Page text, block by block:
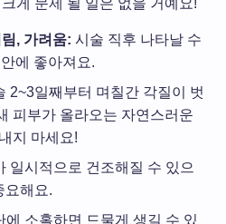
게 문제 될 일은 없을 거예요!
, 가려움: 시술 직후 나타날 수
에 좋아져요.
2~3일째부터 며칠간 각질이 벗
피부가 올라오는 자연스러운
지 마세요!
일시적으로 건조해질 수 있으
요해요.
에 소홀하면 드물게 생길 수 있